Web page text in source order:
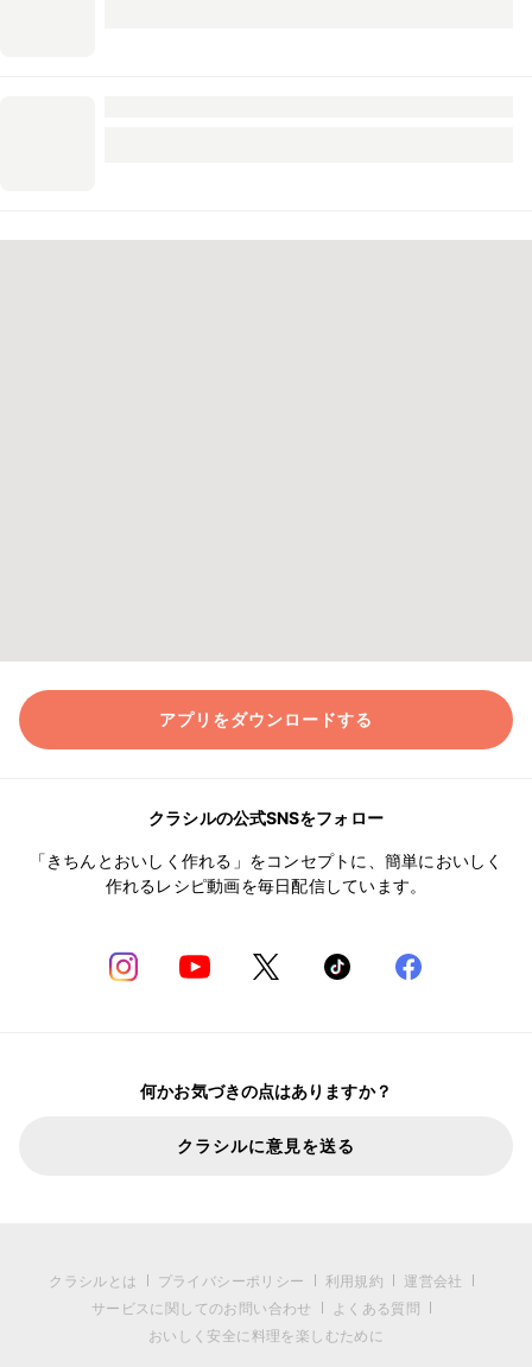
アプリをダウンロードする
クラシルの公式SNSをフォロー
「きちんとおいしく作れる」をコンセプトに、簡単においしく
作れるレシピ動画を毎日配信しています。
何かお気づきの点はありますか？
クラシルに意見を送る
クラシルとは プライバシーポリシー 利用規約
運営会社
サービスに関してのお問い合わせ
よくある質問
おいしく安全に料理を楽しむために